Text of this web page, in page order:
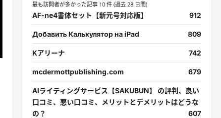
最も訪問者が多かった記事 10 件 (過去 28 日間)
AF-ne4書体セット【新元号対応版】 912
Добавить Калькулятор на iPad 809
Kアリーナ 742
mcdermottpublishing.com 679
AIライティングサービス【SAKUBUN】 の評判、良い
口コミ、悪い口コミ、メリットとデメリットはどうな
の？
607